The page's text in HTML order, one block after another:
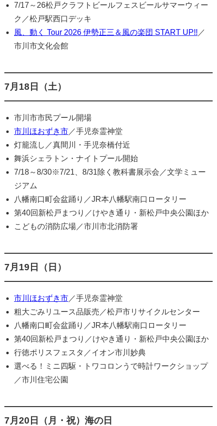
7/17～26松戸クラフトビールフェスビールサマーウィー
ク／松戸駅西口デッキ
風、動く Tour 2026 伊勢正三＆風の楽団 START UP!! ／
市川市文化会館
7月18日（土）
市川市市民プール開場
市川ほおずき市／手児奈霊神堂
灯籠流し／真間川・手児奈橋付近
舞浜シェラトン・ナイトプール開始
7/18～8/30※7/21、8/31除く教科書展示会／文学ミュー
ジアム
八幡南口町会盆踊り／JR本八幡駅南口ロータリー
第40回新松戸まつり／けやき通り・新松戸中央公園ほか
こどもの消防広場／市川市北消防署
7月19日（日）
市川ほおずき市／手児奈霊神堂
粗大ごみリユース品販売／松戸市リサイクルセンター
八幡南口町会盆踊り／JR本八幡駅南口ロータリー
第40回新松戸まつり／けやき通り・新松戸中央公園ほか
行徳ポリスフェスタ／イオン市川妙典
選べる！ミニ四駆・トワコロンうで時計ワークショップ
／市川住宅公園
7月20日（月・祝）海の日